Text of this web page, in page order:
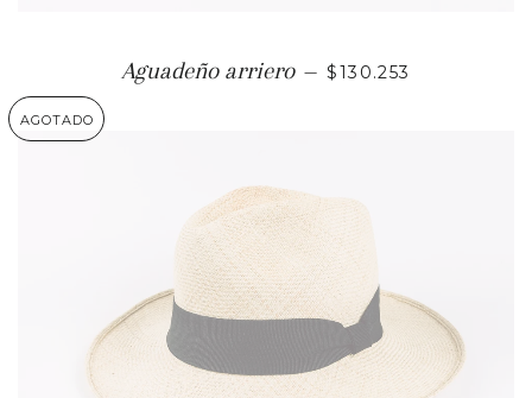
Aguadeño arriero — PRECIO HABITUAL
$130.253
AGOTADO